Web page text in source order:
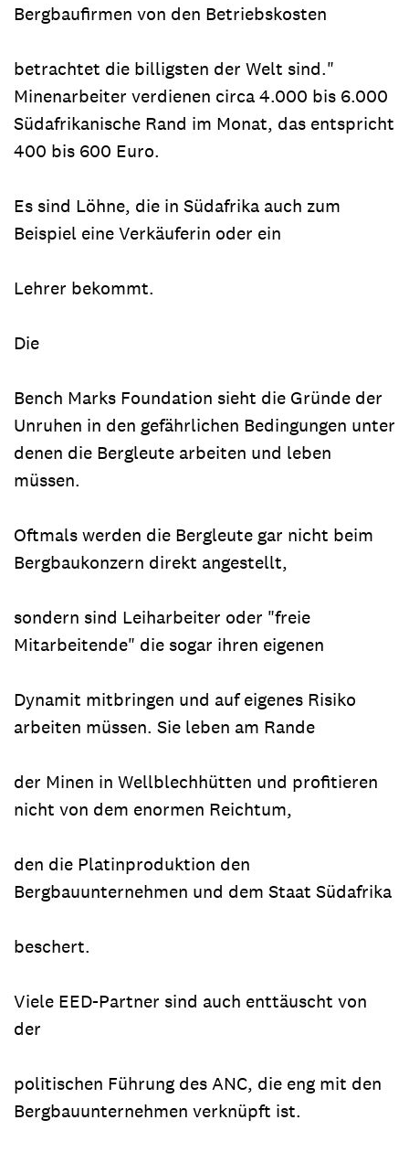
Bergbaufirmen von den Betriebskosten
betrachtet die billigsten der Welt sind."
Minenarbeiter verdienen circa 4.000 bis 6.000
Südafrikanische Rand im Monat, das entspricht
400 bis 600 Euro.
Es sind Löhne, die in Südafrika auch zum
Beispiel eine Verkäuferin oder ein
Lehrer bekommt.
Die
Bench Marks Foundation sieht die Gründe der
Unruhen in den gefährlichen Bedingungen unter
denen die Bergleute arbeiten und leben
müssen.
Oftmals werden die Bergleute gar nicht beim
Bergbaukonzern direkt angestellt,
sondern sind Leiharbeiter oder "freie
Mitarbeitende" die sogar ihren eigenen
Dynamit mitbringen und auf eigenes Risiko
arbeiten müssen. Sie leben am Rande
der Minen in Wellblechhütten und profitieren
nicht von dem enormen Reichtum,
den die Platinproduktion den
Bergbauunternehmen und dem Staat Südafrika
beschert.
Viele EED-Partner sind auch enttäuscht von
der
politischen Führung des ANC, die eng mit den
Bergbauunternehmen verknüpft ist.